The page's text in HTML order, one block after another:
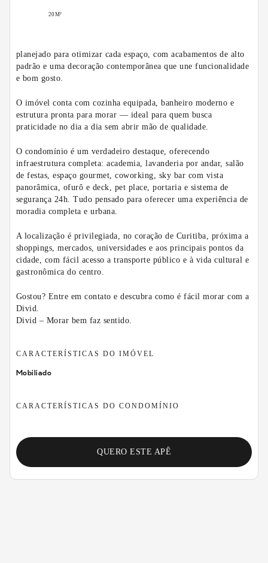
20M²
planejado para otimizar cada espaço, com acabamentos de alto
padrão e uma decoração contemporânea que une funcionalidade
e bom gosto.
O imóvel conta com cozinha equipada, banheiro moderno e
estrutura pronta para morar — ideal para quem busca
praticidade no dia a dia sem abrir mão de qualidade.
O condomínio é um verdadeiro destaque, oferecendo
infraestrutura completa: academia, lavanderia por andar, salão
de festas, espaço gourmet, coworking, sky bar com vista
panorâmica, ofurô e deck, pet place, portaria e sistema de
segurança 24h. Tudo pensado para oferecer uma experiência de
moradia completa e urbana.
A localização é privilegiada, no coração de Curitiba, próxima a
shoppings, mercados, universidades e aos principais pontos da
cidade, com fácil acesso a transporte público e à vida cultural e
gastronômica do centro.
Gostou? Entre em contato e descubra como é fácil morar com a
Divid.
Divid – Morar bem faz sentido.
CARACTERÍSTICAS DO IMÓVEL
Mobiliado
CARACTERÍSTICAS DO CONDOMÍNIO
QUERO ESTE APÊ